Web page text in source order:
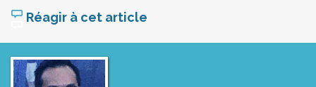
Réagir à cet article